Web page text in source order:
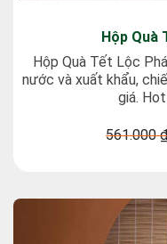
Hộp Quà
Hộp Quà Tết Lộc
nước và xuất khẩu,
giá.
561.000 ₫